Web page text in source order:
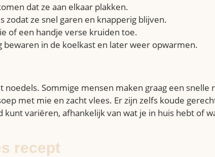
dat ze aan elkaar plakken.
ze snel garen en knapperig blijven.
of een handje verse kruiden toe.
bewaren in de koelkast en later weer opwarmen.
Sommige mensen maken graag een
met mie en zacht vlees. Er zijn zelfs koude
variëren, afhankelijk van wat je in huis hebt of
recept